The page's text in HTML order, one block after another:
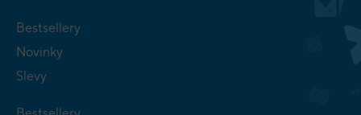
Bestsellery
Novinky
Slevy